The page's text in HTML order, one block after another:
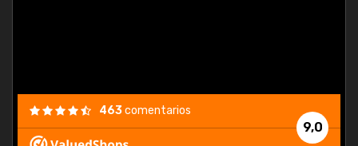
9,0
463comentarios